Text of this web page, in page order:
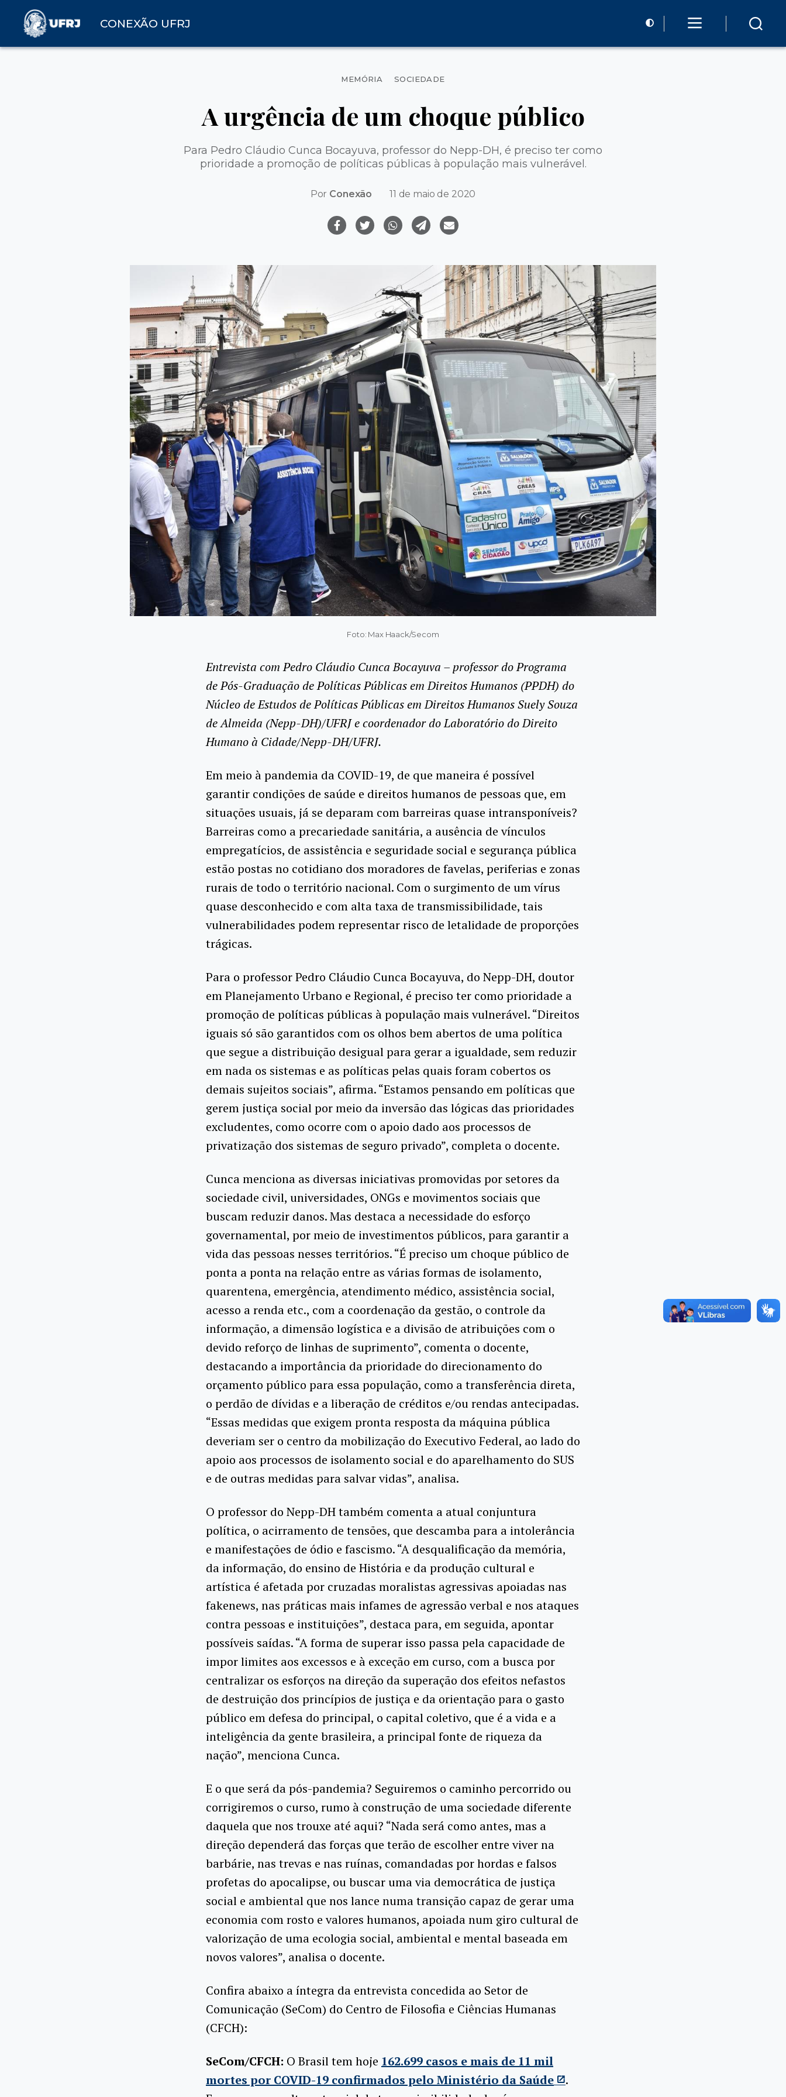
CONEXÃO UFRJ
Categorias
MEMÓRIA SOCIEDADE
A urgência de um choque público
Para Pedro Cláudio Cunca Bocayuva, professor do Nepp-DH, é preciso ter como
prioridade a promoção de políticas públicas à população mais vulnerável.
Por Conexão 11 de maio de 2020
Foto: Max Haack/Secom
Entrevista com Pedro Cláudio Cunca Bocayuva – professor do Programa
de Pós-Graduação de Políticas Públicas em Direitos Humanos (PPDH) do
Núcleo de Estudos de Políticas Públicas em Direitos Humanos Suely Souza
de Almeida (Nepp-DH)/UFRJ e coordenador do Laboratório do Direito
Humano à Cidade/Nepp-DH/UFRJ.
Em meio à pandemia da COVID-19, de que maneira é possível
garantir condições de saúde e direitos humanos de pessoas que, em
situações usuais, já se deparam com barreiras quase intransponíveis?
Barreiras como a precariedade sanitária, a ausência de vínculos
empregatícios, de assistência e seguridade social e segurança pública
estão postas no cotidiano dos moradores de favelas, periferias e zonas
rurais de todo o território nacional. Com o surgimento de um vírus
quase desconhecido e com alta taxa de transmissibilidade, tais
vulnerabilidades podem representar risco de letalidade de proporções
trágicas.
Para o professor Pedro Cláudio Cunca Bocayuva, do Nepp-DH, doutor
em Planejamento Urbano e Regional, é preciso ter como prioridade a
promoção de políticas públicas à população mais vulnerável. “Direitos
iguais só são garantidos com os olhos bem abertos de uma política
que segue a distribuição desigual para gerar a igualdade, sem reduzir
em nada os sistemas e as políticas pelas quais foram cobertos os
demais sujeitos sociais”, afirma. “Estamos pensando em políticas que
gerem justiça social por meio da inversão das lógicas das prioridades
excludentes, como ocorre com o apoio dado aos processos de
privatização dos sistemas de seguro privado”, completa o docente.
Cunca menciona as diversas iniciativas promovidas por setores da
sociedade civil, universidades, ONGs e movimentos sociais que
buscam reduzir danos. Mas destaca a necessidade do esforço
governamental, por meio de investimentos públicos, para garantir a
vida das pessoas nesses territórios. “É preciso um choque público de
ponta a ponta na relação entre as várias formas de isolamento,
quarentena, emergência, atendimento médico, assistência social,
acesso a renda etc., com a coordenação da gestão, o controle da
informação, a dimensão logística e a divisão de atribuições com o
devido reforço de linhas de suprimento”, comenta o docente,
destacando a importância da prioridade do direcionamento do
orçamento público para essa população, como a transferência direta,
o perdão de dívidas e a liberação de créditos e/ou rendas antecipadas.
“Essas medidas que exigem pronta resposta da máquina pública
deveriam ser o centro da mobilização do Executivo Federal, ao lado do
apoio aos processos de isolamento social e do aparelhamento do SUS
e de outras medidas para salvar vidas”, analisa.
O professor do Nepp-DH também comenta a atual conjuntura
política, o acirramento de tensões, que descamba para a intolerância
e manifestações de ódio e fascismo. “A desqualificação da memória,
da informação, do ensino de História e da produção cultural e
artística é afetada por cruzadas moralistas agressivas apoiadas nas
fakenews, nas práticas mais infames de agressão verbal e nos ataques
contra pessoas e instituições”, destaca para, em seguida, apontar
possíveis saídas. “A forma de superar isso passa pela capacidade de
impor limites aos excessos e à exceção em curso, com a busca por
centralizar os esforços na direção da superação dos efeitos nefastos
de destruição dos princípios de justiça e da orientação para o gasto
público em defesa do principal, o capital coletivo, que é a vida e a
inteligência da gente brasileira, a principal fonte de riqueza da
nação”, menciona Cunca.
E o que será da pós-pandemia? Seguiremos o caminho percorrido ou
corrigiremos o curso, rumo à construção de uma sociedade diferente
daquela que nos trouxe até aqui? “Nada será como antes, mas a
direção dependerá das forças que terão de escolher entre viver na
barbárie, nas trevas e nas ruínas, comandadas por hordas e falsos
profetas do apocalipse, ou buscar uma via democrática de justiça
social e ambiental que nos lance numa transição capaz de gerar uma
economia com rosto e valores humanos, apoiada num giro cultural de
valorização de uma ecologia social, ambiental e mental baseada em
novos valores”, analisa o docente.
Confira abaixo a íntegra da entrevista concedida ao Setor de
Comunicação (SeCom) do Centro de Filosofia e Ciências Humanas
(CFCH):
SeCom/CFCH: O Brasil tem hoje 162.699 casos e mais de 11 mil
mortes por COVID-19 confirmados pelo Ministério da Saúde
.